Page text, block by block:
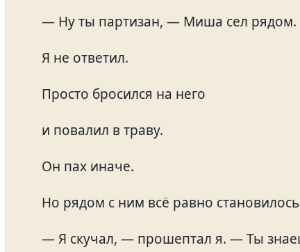
— Ну ты партизан, — Миша сел
Я не ответил.
Просто бросился на него
и повалил в траву.
Он пах иначе.
Но рядом с ним всё равно
— Я скучал, — прошептал я. — Ты